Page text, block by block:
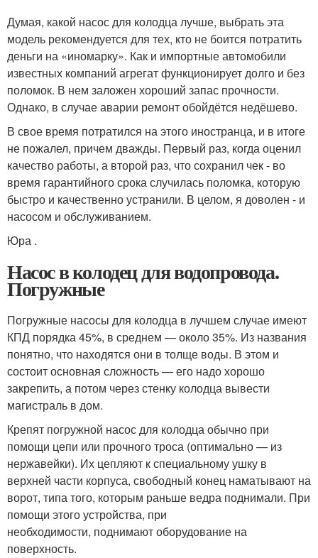
Думая, какой насос для колодца лучше, выбрать эта
модель рекомендуется для тех, кто не боится потратить
деньги на «иномарку». Как и импортные автомобили
известных компаний агрегат функционирует долго и без
поломок. В нем заложен хороший запас прочности.
Однако, в случае аварии ремонт обойдётся недёшево.
В свое время потратился на этого иностранца, и в итоге
не пожалел, причем дважды. Первый раз, когда оценил
качество работы, а второй раз, что сохранил чек - во
время гарантийного срока случилась поломка, которую
быстро и качественно устранили. В целом, я доволен - и
насосом и обслуживанием.
Юра .
Насос в колодец для водопровода.
Погружные
Погружные насосы для колодца в лучшем случае имеют
КПД порядка 45%, в среднем — около 35%. Из названия
понятно, что находятся они в толще воды. В этом и
состоит основная сложность — его надо хорошо
закрепить, а потом через стенку колодца вывести
магистраль в дом.
Крепят погружной насос для колодца обычно при
помощи цепи или прочного троса (оптимально — из
нержавейки). Их цепляют к специальному ушку в
верхней части корпуса, свободный конец наматывают на
ворот, типа того, которым раньше ведра поднимали. При
помощи этого устройства, при
необходимости, поднимают оборудование на
поверхность.